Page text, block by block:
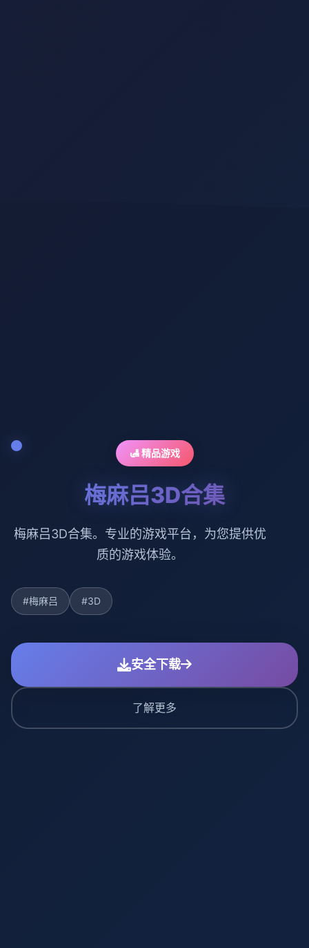
🛃 精品游戏
梅麻吕3D合集
梅麻吕3D合集。专业的游戏平台，为您提供优
质的游戏体验。
#梅麻吕 #3D
安全下载
了解更多